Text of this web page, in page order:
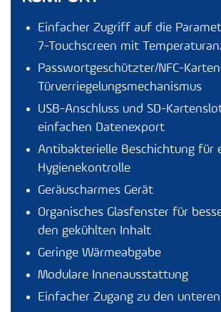
Einfacher Zugriff auf die
7-Touchscreen mit
Passwortgeschützter/NFC-
Türverriegelungsmechanismus
USB-Anschluss und SD-
einfachen Datenexport
Antibakterielle Beschichtung für
Hygienekontrolle
Geräuscharmes Gerät
Organisches Glasfenster für
den gekühlten Inhalt
Geringe Wärmeabgabe
Modulare Innenausstattung
Einfacher Zugang zu den